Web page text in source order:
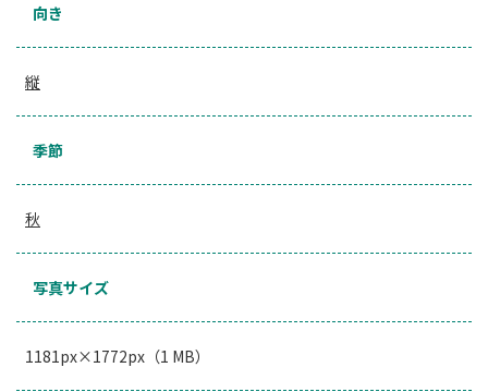
向き
縦
季節
秋
写真サイズ
1181px×1772px（1 MB）